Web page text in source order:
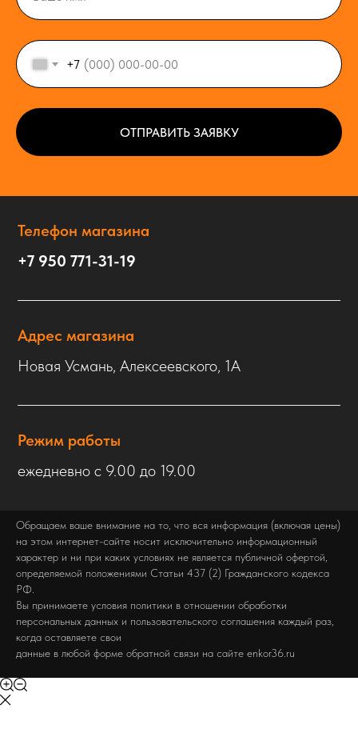
+7
ОТПРАВИТЬ ЗАЯВКУ
Телефон магазина
+7 950 771-31-19
Адрес магазина
Новая Усмань, Алексеевского, 1А
Режим работы
ежедневно с 9.00 до 19.00
Обращаем ваше внимание на то, что вся информация (включая цены)
на этом интернет-сайте носит исключительно информационный
характер и ни при каких условиях не является публичной офертой,
определяемой положениями Статьи 437 (2) Гражданского кодекса
РФ.
Вы принимаете условия политики в отношении обработки
персональных данных и пользовательского соглашения каждый раз,
когда оставляете свои
данные в любой форме обратной связи на сайте enkor36.ru